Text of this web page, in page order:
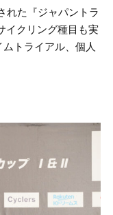
れた『ジャパントラ
クリング種目も実
トライアル、個人